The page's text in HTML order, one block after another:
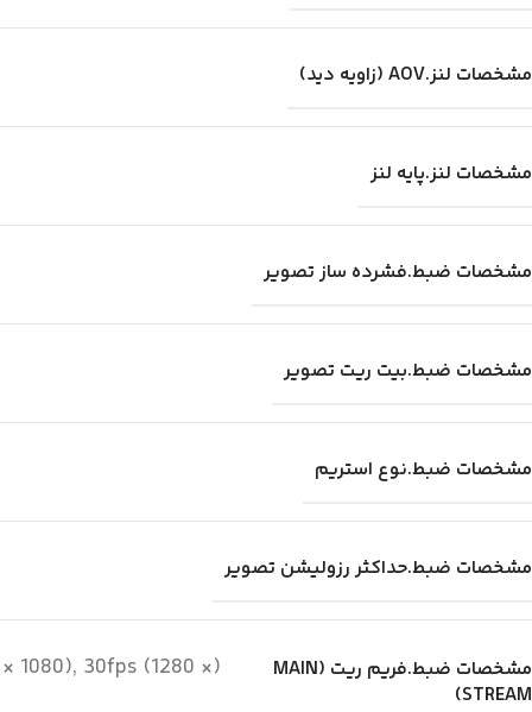
مشخصات لنز.AOV (زاویه دید)
مشخصات لنز.پایه لنز
مشخصات ضبط.فشرده ساز تصویر
مشخصات ضبط.بیت ریت تصویر
مشخصات ضبط.نوع استریم
مشخصات ضبط.حداکثر رزولیشن تصویر
مشخصات ضبط.فریم ریت (MAIN
STREAM)
1080), 30fps (1280 ×